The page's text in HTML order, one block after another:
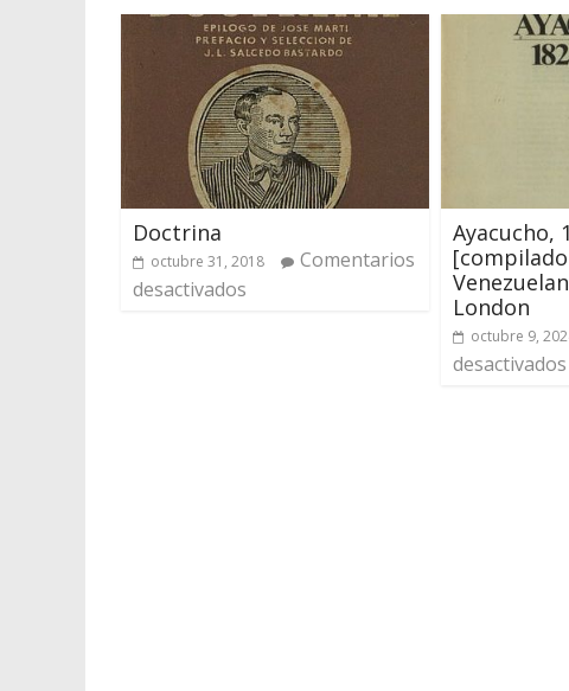
Doctrina
octubre 31, 2018
Comentarios
desactivados
Ayacucho,
London
octubre 9,
desactivados